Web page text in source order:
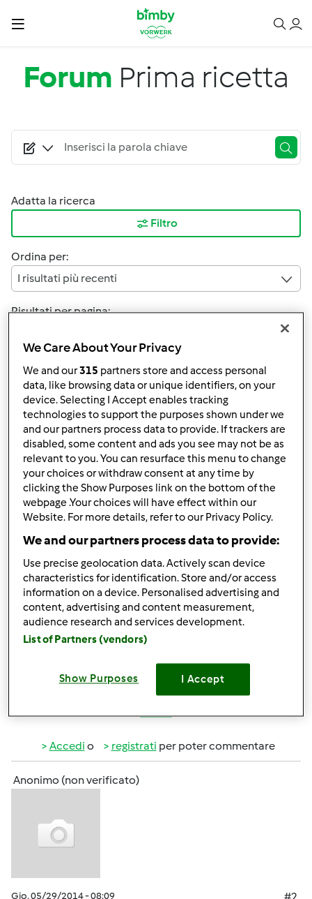
Salta al contenuto principale
Forum Prima ricetta
Adatta la ricerca
Filtro
Ordina per:
I risultati più recenti
Risultati per pagina:
3 | Ultimo messaggio
Risposta rapida
Anonimo (non verificato)
Gio, 05/29/2014 - 06:59
Buongiorno a tutte...ieri mi ha chiamato il corriere...oggi
nel primo pomeriggio mi consegna il bimby........
bheeeee cosa mi consigliarte di preparare come prima
ricetta in assoluto?????????????
grazie x l'aiuto e buona giornata a tutte
In cima
Accedi o registrati per poter commentare
Anonimo (non verificato)
Gio, 05/29/2014 - 08:09
We Care About Your Privacy
We and our315 partners store and access personal
data, like browsing data or unique identifiers, on your
device. Selecting I Accept enables tracking
technologies to support the purposes shown under we
and our partners process data to provide. If trackers are
disabled, some content and ads you see may not be as
relevant to you. You can resurface this menu to change
your choices or withdraw consent at any time by
clicking the Show Purposes link on the bottom of the
webpage .Your choices will have effect within our
Website. For more details, refer to our Privacy Policy.
We and our partners process data to provide:
Use precise geolocation data. Actively scan device
characteristics for identification. Store and/or access
information on a device. Personalised advertising and
content, advertising and content measurement,
audience research and services development.
List of Partners (vendors)
Show Purposes I Accept